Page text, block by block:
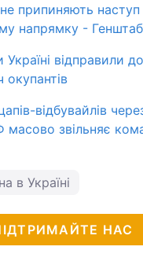
припиняють наступ
напрямку - Генштаб
Україні відправили
окупантів
відбувайлів
масово звільняє
в Україні
НАС